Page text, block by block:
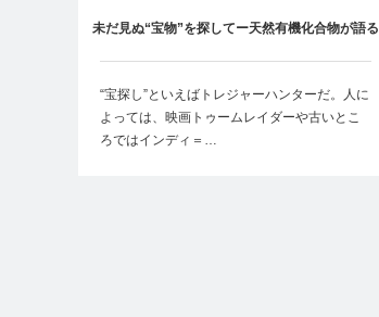
未だ見ぬ“宝物”を探してー天然有機化合物が語る
バイオテクノロジーの可能性-
“宝探し”といえばトレジャーハンターだ。人に
よっては、映画トゥームレイダーや古いとこ
ろではインディ＝…